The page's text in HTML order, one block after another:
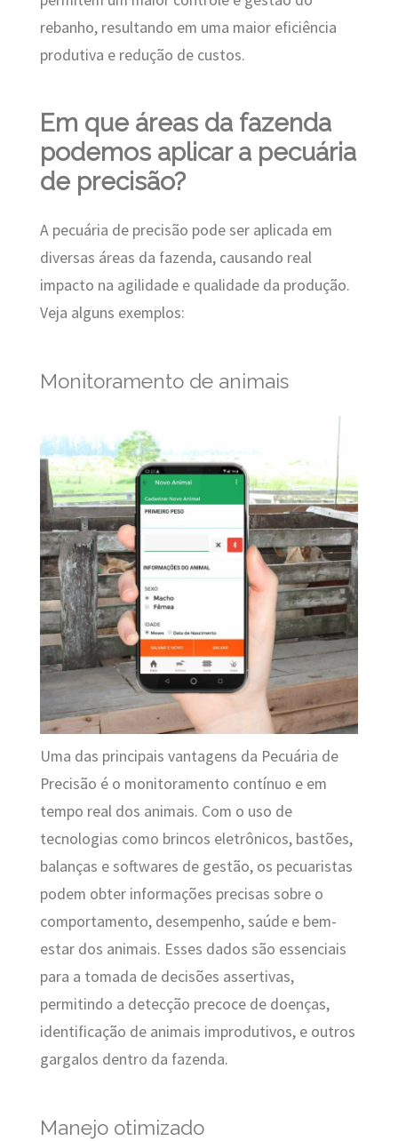
rebanho, resultando em uma maior eficiência
produtiva e redução de custos.
Em que áreas da fazenda
podemos aplicar a pecuária
de precisão?
A pecuária de precisão pode ser aplicada em
diversas áreas da fazenda, causando real
impacto na agilidade e qualidade da produção.
Veja alguns exemplos:
Monitoramento de animais
Uma das principais vantagens da Pecuária de
Precisão é o monitoramento contínuo e em
tempo real dos animais. Com o uso de
tecnologias como brincos eletrônicos, bastões,
balanças e softwares de gestão, os pecuaristas
podem obter informações precisas sobre o
comportamento, desempenho, saúde e bem-
estar dos animais. Esses dados são essenciais
para a tomada de decisões assertivas,
permitindo a detecção precoce de doenças,
identificação de animais improdutivos, e outros
gargalos dentro da fazenda.
Manejo otimizado